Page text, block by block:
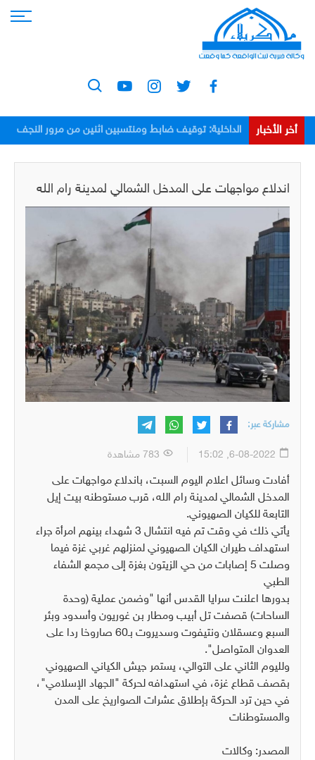
أخر الأخبار
الداخلية: توقيف ضابط ومنتسبين اثنين من مرور النجف
اندلاع مواجهات على المدخل الشمالي لمدينة رام الله
مشاركة عبر:
أفادت وسائل اعلام اليوم السبت، باندلاع مواجهات على
المدخل الشمالي لمدينة رام الله، قرب مستوطنه بيت إيل
التابعة للكيان الصهيوني.
يأتي ذلك في وقت تم فيه انتشال 3 شهداء بينهم امرأة جراء
استهداف طيران الكيان الصهيوني لمنزلهم غربي غزة فيما
وصلت 5 إصابات من حي الزيتون بغزة إلى مجمع الشفاء
الطبي
بدورها اعلنت سرايا القدس أنها "وضمن عملية (وحدة
الساحات) قصفت تل أبيب ومطار بن غوريون وأسدود وبئر
السبع وعسقلان ونتيفوت وسديروت بـ60 صاروخا ردا على
العدوان المتواصل".
ولليوم الثاني على التوالي، يستمر جيش الكياني الصهيوني
بقصف قطاع غزة، في استهدافه لحركة "الجهاد الإسلامي"،
في حين ترد الحركة بإطلاق عشرات الصواريخ على المدن
والمستوطنات
المصدر: وكالات